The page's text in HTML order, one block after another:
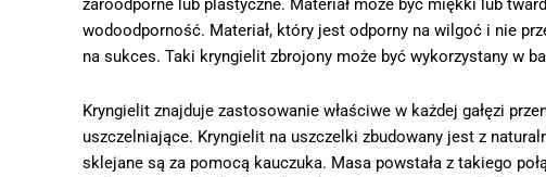
żaroodporne lub plastyczne. Materiał może być miękki lub
wodoodporność. Materiał, który jest odporny na wilgoć i nie
na sukces. Taki kryngielit zbrojony może być wykorzystany w
Kryngielit znajduje zastosowanie właściwe w każdej gałęzi
uszczelniające. Kryngielit na uszczelki zbudowany jest z
sklejane są za pomocą kauczuka. Masa powstała z takiego